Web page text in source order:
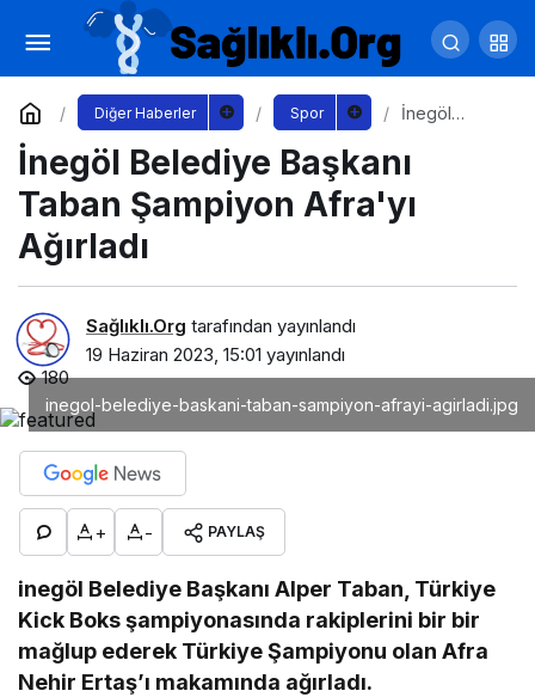
Diğer Haberler Spor
İnegöl
Başkanı
Taban
Şampiyon
Afra'yı
İnegöl Belediye Başkanı
Taban Şampiyon Afra'yı
Ağırladı
Sağlıklı.Org tarafından yayınlandı
19 Haziran 2023, 15:01 yayınlandı
180
inegol-belediye-baskani-taban-sampiyon-afrayi-agirladi.jpg
+ - PAYLAŞ
inegöl Belediye Başkanı Alper Taban, Türkiye
Kick Boks şampiyonasında rakiplerini bir bir
mağlup ederek Türkiye Şampiyonu olan Afra
Nehir Ertaş’ı makamında ağırladı.
Türkiye Sigorta Basketbol Süper Ligi
Şampiyonu Anadolu Efes Oldu
Yorum Yap Paylaş